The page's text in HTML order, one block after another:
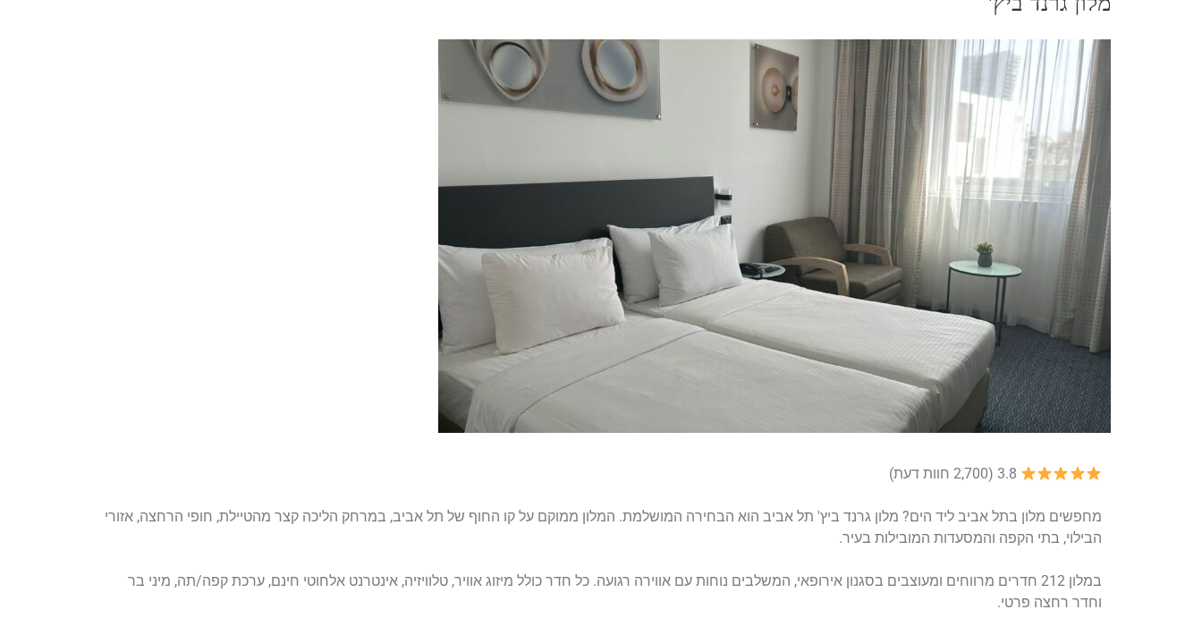
מחפשים מלון בתל אביב ליד הים? מלון גרנד ביץ' תל אביב הוא הבחירה המושלמת. המלון ממוקם על קו החוף של תל אביב, במרחק הליכה קצר מהטיילת, חופי הרחצה, אזורי
הבילוי, בתי הקפה והמסעדות המובילות בעיר.
במלון 212 חדרים מרווחים ומעוצבים בסגנון אירופאי, המשלבים נוחות עם אווירה רגועה. כל חדר כולל מיזוג אוויר, טלוויזיה, אינטרנט אלחוטי חינם, ערכת קפה/תה, מיני בר
וחדר רחצה פרטי.